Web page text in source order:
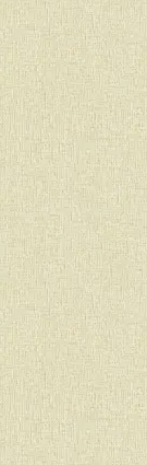
отмечается
и Героизма
когда мы чтим
и их
о героизме
поднимавших
до